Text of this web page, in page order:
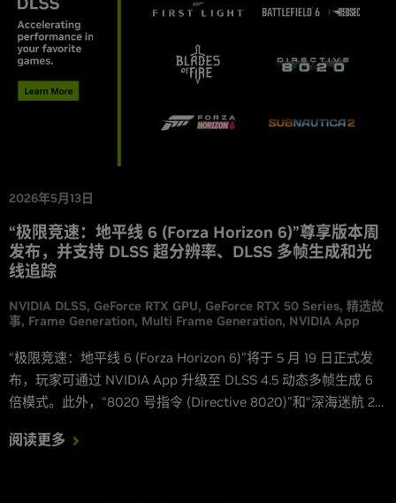
2026年5月13日
“极限竞速：地平线 6 (Forza Horizon 6)”尊享版本周
发布，并支持 DLSS 超分辨率、DLSS 多帧生成和光
线追踪
NVIDIA DLSS GeForce RTX GPU GeForce RTX 50 Series 精选故
事 Frame Generation Multi Frame Generation NVIDIA App
“极限竞速：地平线 6 (Forza Horizon 6)”将于 5 月 19 日正式发
布，玩家可通过 NVIDIA App 升级至 DLSS 4.5 动态多帧生成 6
倍模式。此外，“8020 号指令 (Directive 8020)”和“深海迷航 2
of Fire)”也将在大型 v2.0 更新中加入对 DLSS 的支持。
阅读更多